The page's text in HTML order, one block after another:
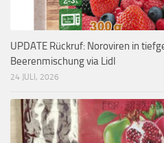
UPDATE Rückruf: Noroviren in
Beerenmischung via Lidl
24 JULI, 2026